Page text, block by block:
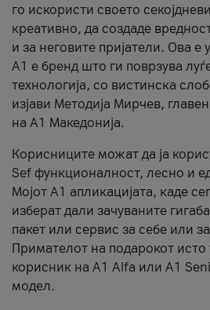
го искористи своето
креативно, да создаде
и за неговите пријатели. Ова е
А1 е бренд што ги поврзува
технологија, со вистинска
изјави Методија Мирчев,
на А1 Македонија.
Корисниците можат да ја
Sef функционалност, лесно и
Мојот А1 апликацијата, каде
изберат дали зачуваните
пакет или сервис за себе или
Примателот на подарокот исто
корисник на А1 Alfa или A1
модел.